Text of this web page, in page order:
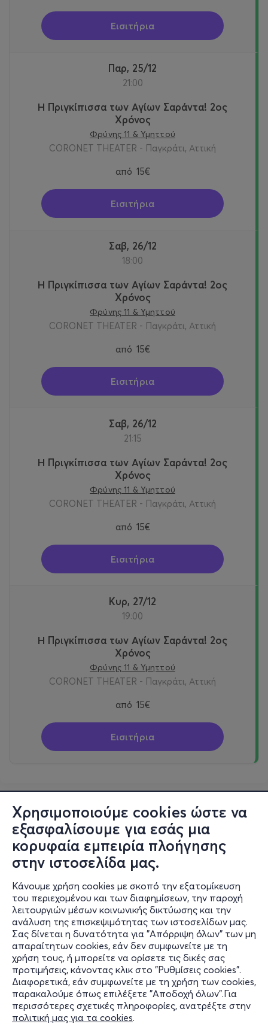
Χρησιμοποιούμε cookies ώστε να
εξασφαλίσουμε για εσάς μια
κορυφαία εμπειρία πλοήγησης
στην ιστοσελίδα μας.
Κάνουμε χρήση cookies με σκοπό την εξατομίκευση
του περιεχομένου και των διαφημίσεων, την παροχή
λειτουργιών μέσων κοινωνικής δικτύωσης και την
ανάλυση της επισκεψιμότητας των ιστοσελίδων μας.
Σας δίνεται η δυνατότητα για "Απόρριψη όλων" των μη
απαραίτητων cookies, εάν δεν συμφωνείτε με τη
χρήση τους, ή μπορείτε να ορίσετε τις δικές σας
προτιμήσεις, κάνοντας κλικ στο "Ρυθμίσεις cookies".
Διαφορετικά, εάν συμφωνείτε με τη χρήση των cookies,
παρακαλούμε όπως επιλέξετε "Αποδοχή όλων".Για
περισσότερες σχετικές πληροφορίες, ανατρέξτε στην
πολιτική μας για τα cookies.
Εισιτήρια
Παρ, 25/12
21:00
Η Πριγκίπισσα των Αγίων Σαράντα! 2oς
Χρόνος
Φρύνης 11 & Υμηττού
CORONET THEATER - Παγκράτι, Αττική
από 15€
Εισιτήρια
Σαβ, 26/12
18:00
Η Πριγκίπισσα των Αγίων Σαράντα! 2oς
Χρόνος
Φρύνης 11 & Υμηττού
CORONET THEATER - Παγκράτι, Αττική
από 15€
Εισιτήρια
Σαβ, 26/12
21:15
Η Πριγκίπισσα των Αγίων Σαράντα! 2oς
Χρόνος
Φρύνης 11 & Υμηττού
CORONET THEATER - Παγκράτι, Αττική
από 15€
Εισιτήρια
Κυρ, 27/12
19:00
Η Πριγκίπισσα των Αγίων Σαράντα! 2oς
Χρόνος
Φρύνης 11 & Υμηττού
CORONET THEATER - Παγκράτι, Αττική
από 15€
Εισιτήρια
Πληροφορίες
Υποστήριξη
Stay Connected